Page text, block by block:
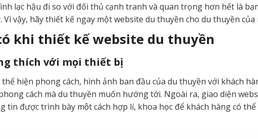
lạc hậu đi so với đối thủ cạnh tranh và quan trọng hơn hết là
Vì vậy, hãy thiết kế ngay một website du thuyền cho du thuyền của
khi thiết kế website du thuyền
thích với mọi thiết bị
hiện phong cách, hình ảnh ban đầu của du thuyền với khách
cách mà du thuyền muốn hướng tới. Ngoài ra, giao diện
tin được trình bày một cách hợp lí, khoa học để khách hàng có